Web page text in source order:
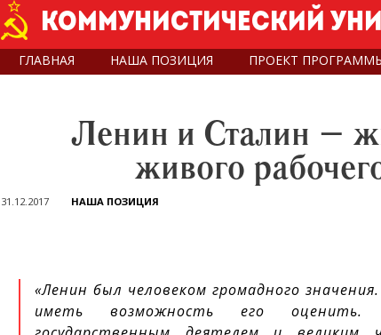
Коммунистический
ГЛАВНАЯ НАША ПОЗИЦИЯ ПРОЕКТ
Ленин и Сталин –
живого
31.12.2017 НАША ПОЗИЦИЯ
«Ленин был человеком громадного
иметь возможность его